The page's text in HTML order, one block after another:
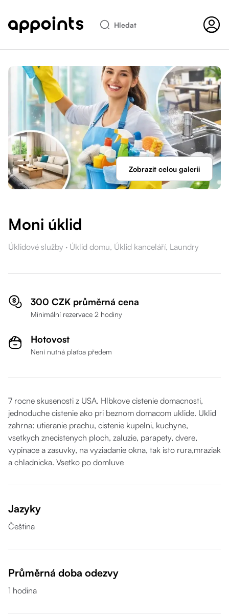
Hledat
Zobrazit celou galerii
Moni úklid
Úklidové služby · Úklid domu, Úklid kanceláří, Laundry
300 CZK průměrná cena
Minimální rezervace 2 hodiny
Hotovost
Není nutná platba předem
7 rocne skusenosti z USA. Hlbkove cistenie domacnosti,
jednoduche cistenie ako pri beznom domacom uklide. Uklid
zahrna: utieranie prachu, cistenie kupelni, kuchyne,
vsetkych znecistenych ploch, zaluzie, parapety, dvere,
vypinace a zasuvky, na vyziadanie okna, tak isto rura,mraziak
a chladnicka. Vsetko po domluve
Jazyky
Čeština
Průměrná doba odezvy
1 hodina